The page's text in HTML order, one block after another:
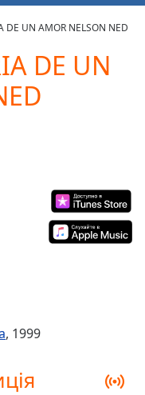
DE UN AMOR NELSON NED
DE UN
, 1999